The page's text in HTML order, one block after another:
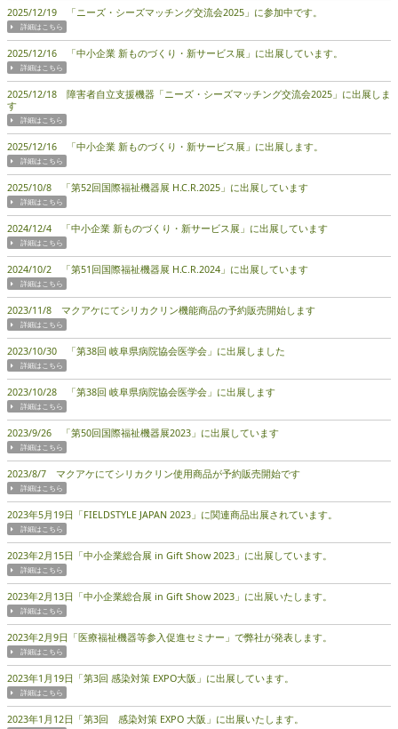
2025/12/19 「ニーズ・シーズマッチング交流会2025」に参加中です。
2025/12/16 「中小企業 新ものづくり・新サービス展」に出展しています。
2025/12/18 障害者自立支援機器「ニーズ・シーズマッチング交流会2025」に出展しま
す
2025/12/16 「中小企業 新ものづくり・新サービス展」に出展します。
2025/10/8 「第52回国際福祉機器展 H.C.R.2025」に出展しています
2024/12/4 「中小企業 新ものづくり・新サービス展」に出展しています
2024/10/2 「第51回国際福祉機器展 H.C.R.2024」に出展しています
2023/11/8 マクアケにてシリカクリン機能商品の予約販売開始します
2023/10/30 「第38回 岐阜県病院協会医学会」に出展しました
2023/10/28 「第38回 岐阜県病院協会医学会」に出展します
2023/9/26 「第50回国際福祉機器展2023」に出展しています
2023/8/7 マクアケにてシリカクリン使用商品が予約販売開始です
2023年5月19日「FIELDSTYLE JAPAN 2023」に関連商品出展されています。
2023年2月15日「中小企業総合展 in Gift Show 2023」に出展しています。
2023年2月13日「中小企業総合展 in Gift Show 2023」に出展いたします。
2023年2月9日「医療福祉機器等参入促進セミナー」で弊社が発表します。
2023年1月19日「第3回 感染対策 EXPO大阪」に出展しています。
2023年1月12日「第3回 感染対策 EXPO 大阪」に出展いたします。